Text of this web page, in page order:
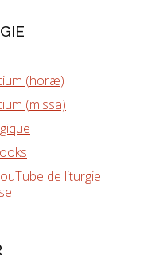
(horæ)
(missa)
de liturgie